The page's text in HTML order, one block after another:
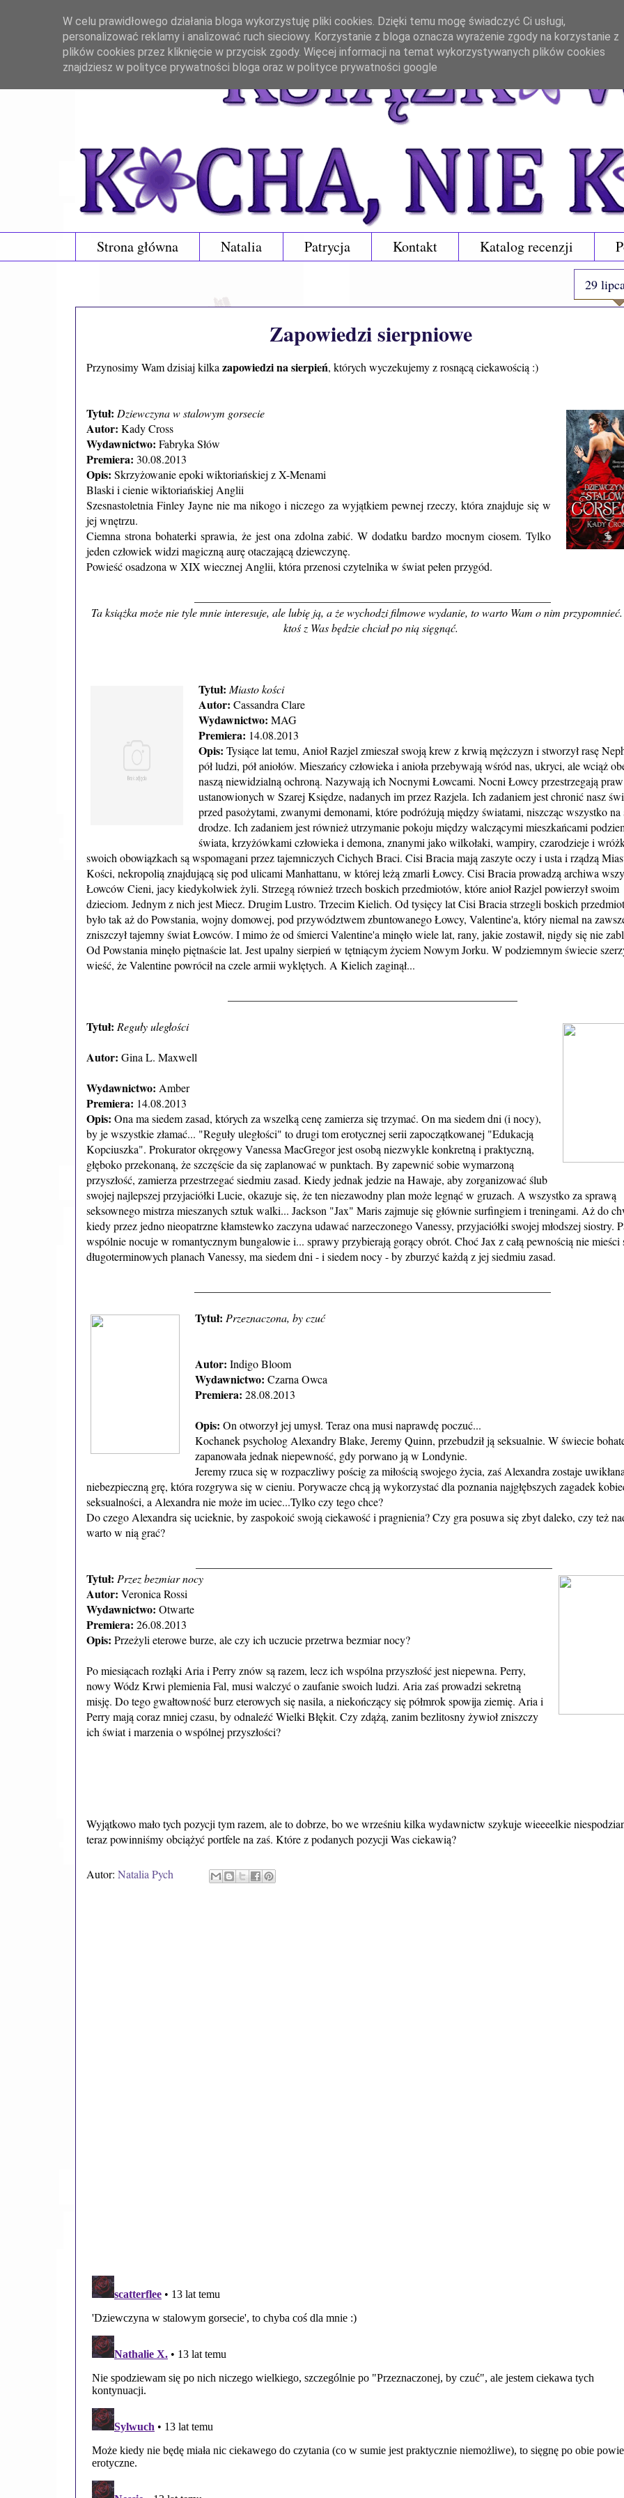
Strona główna Natalia Patrycja Kontakt Katalog recenzji
29
Zapowiedzi sierpniowe
Przynosimy Wam dzisiaj kilka zapowiedzi na sierpień, których wyczekujemy z rosnącą ciekawością :)
Tytuł: Dziewczyna w stalowym gorsecie
Autor: Kady Cross
Wydawnictwo: Fabryka Słów
Premiera: 30.08.2013
Opis: Skrzyżowanie epoki wiktoriańskiej z X-Menami
Blaski i cienie wiktoriańskiej Anglii
Szesnastoletnia Finley Jayne nie ma nikogo i niczego za wyjątkiem pewnej rzeczy, która znajduje się w
jej wnętrzu.
Ciemna strona bohaterki sprawia, że jest ona zdolna zabić. W dodatku bardzo mocnym ciosem. Tylko
jeden człowiek widzi magiczną aurę otaczającą dziewczynę.
Powieść osadzona w XIX wiecznej Anglii, która przenosi czytelnika w świat pełen przygód.
Ta książka może nie tyle mnie interesuje, ale lubię ją, a że wychodzi filmowe wydanie, to warto Wam o nim
ktoś z Was będzie chciał po nią sięgnąć.
Tytuł: Miasto kości
Autor: Cassandra Clare
Wydawnictwo: MAG
Premiera: 14.08.2013
Opis: Tysiące lat temu, Anioł Razjel zmieszał swoją krew z krwią mężczyzn i stworzył rasę
pół ludzi, pół aniołów. Mieszańcy człowieka i anioła przebywają wśród nas, ukryci, ale wciąż
naszą niewidzialną ochroną. Nazywają ich Nocnymi Łowcami. Nocni Łowcy przestrzegają praw
ustanowionych w Szarej Księdze, nadanych im przez Razjela. Ich zadaniem jest chronić nasz
przed pasożytami, zwanymi demonami, które podróżują między światami, niszcząc wszystko na
drodze. Ich zadaniem jest również utrzymanie pokoju między walczącymi mieszkańcami
świata, krzyżówkami człowieka i demona, znanymi jako wilkołaki, wampiry, czarodzieje i
swoich obowiązkach są wspomagani przez tajemniczych Cichych Braci. Cisi Bracia mają zaszyte oczy i usta i rządzą
Kości, nekropolią znajdującą się pod ulicami Manhattanu, w której leżą zmarli Łowcy. Cisi Bracia prowadzą archiwa
Łowców Cieni, jacy kiedykolwiek żyli. Strzegą również trzech boskich przedmiotów, które anioł Razjel powierzył swoim
dzieciom. Jednym z nich jest Miecz. Drugim Lustro. Trzecim Kielich. Od tysięcy lat Cisi Bracia strzegli boskich
było tak aż do Powstania, wojny domowej, pod przywództwem zbuntowanego Łowcy, Valentine'a, który niemal na
zniszczył tajemny świat Łowców. I mimo że od śmierci Valentine'a minęło wiele lat, rany, jakie zostawił, nigdy się nie
Od Powstania minęło piętnaście lat. Jest upalny sierpień w tętniącym życiem Nowym Jorku. W podziemnym świecie
wieść, że Valentine powrócił na czele armii wyklętych. A Kielich zaginął...
Tytuł: Reguły uległości
Autor: Gina L. Maxwell
Wydawnictwo: Amber
Premiera: 14.08.2013
Opis: Ona ma siedem zasad, których za wszelką cenę zamierza się trzymać. On ma siedem dni (i nocy),
by je wszystkie złamać... "Reguły uległości" to drugi tom erotycznej serii zapoczątkowanej "Edukacją
Kopciuszka". Prokurator okręgowy Vanessa MacGregor jest osobą niezwykle konkretną i praktyczną,
głęboko przekonaną, że szczęście da się zaplanować w punktach. By zapewnić sobie wymarzoną
przyszłość, zamierza przestrzegać siedmiu zasad. Kiedy jednak jedzie na Hawaje, aby zorganizować ślub
swojej najlepszej przyjaciółki Lucie, okazuje się, że ten niezawodny plan może legnąć w gruzach. A wszystko za sprawą
seksownego mistrza mieszanych sztuk walki... Jackson "Jax" Maris zajmuje się głównie surfingiem i treningami. Aż do
kiedy przez jedno nieopatrzne kłamstewko zaczyna udawać narzeczonego Vanessy, przyjaciółki swojej młodszej siostry.
wspólnie nocuje w romantycznym bungalowie i... sprawy przybierają gorący obrót. Choć Jax z całą pewnością nie mieści
długoterminowych planach Vanessy, ma siedem dni - i siedem nocy - by zburzyć każdą z jej siedmiu zasad.
Tytuł: Przeznaczona, by czuć
Autor: Indigo Bloom
Wydawnictwo: Czarna Owca
Premiera: 28.08.2013
Opis: On otworzył jej umysł. Teraz ona musi naprawdę poczuć...
Kochanek psycholog Alexandry Blake, Jeremy Quinn, przebudził ją seksualnie. W świecie
zapanowała jednak niepewność, gdy porwano ją w Londynie.
Jeremy rzuca się w rozpaczliwy pościg za miłością swojego życia, zaś Alexandra zostaje
niebezpieczną grę, która rozgrywa się w cieniu. Porywacze chcą ją wykorzystać dla poznania najgłębszych zagadek
seksualności, a Alexandra nie może im uciec...Tylko czy tego chce?
Do czego Alexandra się ucieknie, by zaspokoić swoją ciekawość i pragnienia? Czy gra posuwa się zbyt daleko, czy też
warto w nią grać?
Tytuł: Przez bezmiar nocy
Autor: Veronica Rossi
Wydawnictwo: Otwarte
Premiera: 26.08.2013
Opis: Przeżyli eterowe burze, ale czy ich uczucie przetrwa bezmiar nocy?
Po miesiącach rozłąki Aria i Perry znów są razem, lecz ich wspólna przyszłość jest niepewna. Perry,
nowy Wódz Krwi plemienia Fal, musi walczyć o zaufanie swoich ludzi. Aria zaś prowadzi sekretną
misję. Do tego gwałtowność burz eterowych się nasila, a niekończący się półmrok spowija ziemię. Aria i
Perry mają coraz mniej czasu, by odnaleźć Wielki Błękit. Czy zdążą, zanim bezlitosny żywioł zniszczy
ich świat i marzenia o wspólnej przyszłości?
Wyjątkowo mało tych pozycji tym razem, ale to dobrze, bo we wrześniu kilka wydawnictw szykuje wieeeelkie
teraz powinniśmy obciążyć portfele na zaś. Które z podanych pozycji Was ciekawią?
Autor: Natalia Pych
W celu prawidłowego działania bloga wykorzystuję pliki cookies. Dzięki temu mogę świadczyć Ci usługi,
personalizować reklamy i analizować ruch sieciowy. Korzystanie z bloga oznacza wyrażenie zgody na korzystanie z
plików cookies przez kliknięcie w przycisk zgody. Więcej informacji na temat wykorzystywanych plików cookies
znajdziesz w polityce prywatności bloga oraz w polityce prywatności google